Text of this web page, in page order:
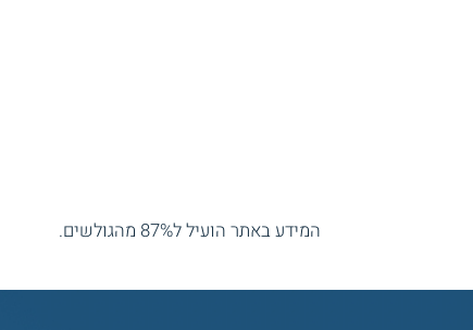
המידע באתר הועיל ל87% מהגולשים.